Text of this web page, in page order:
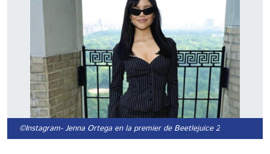
©Instagram- Jenna Ortega en la premier de Beetlejuice 2